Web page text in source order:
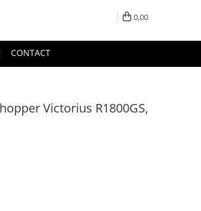
0,00
CONTACT
Victorius R1800GS,